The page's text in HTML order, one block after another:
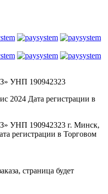
УНП 190942323
2024 Дата регистрации в
УНП 190942323 г. Минск,
регистрации в Торговом
страница будет